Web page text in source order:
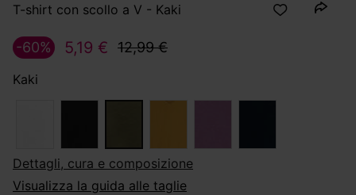
T-shirt con scollo a V - Kaki
5,19 € 12,99 €
-60%
Kaki
dettagli, cura e composizione
Visualizza la guida alle taglie